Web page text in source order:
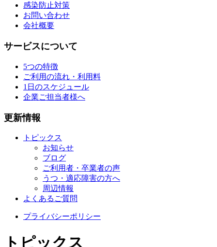
感染防止対策
お問い合わせ
会社概要
サービスについて
5つの特徴
ご利用の流れ・利用料
1日のスケジュール
企業ご担当者様へ
更新情報
トピックス
お知らせ
ブログ
ご利用者・卒業者の声
うつ・適応障害の方へ
周辺情報
よくあるご質問
プライバシーポリシー
トピックス